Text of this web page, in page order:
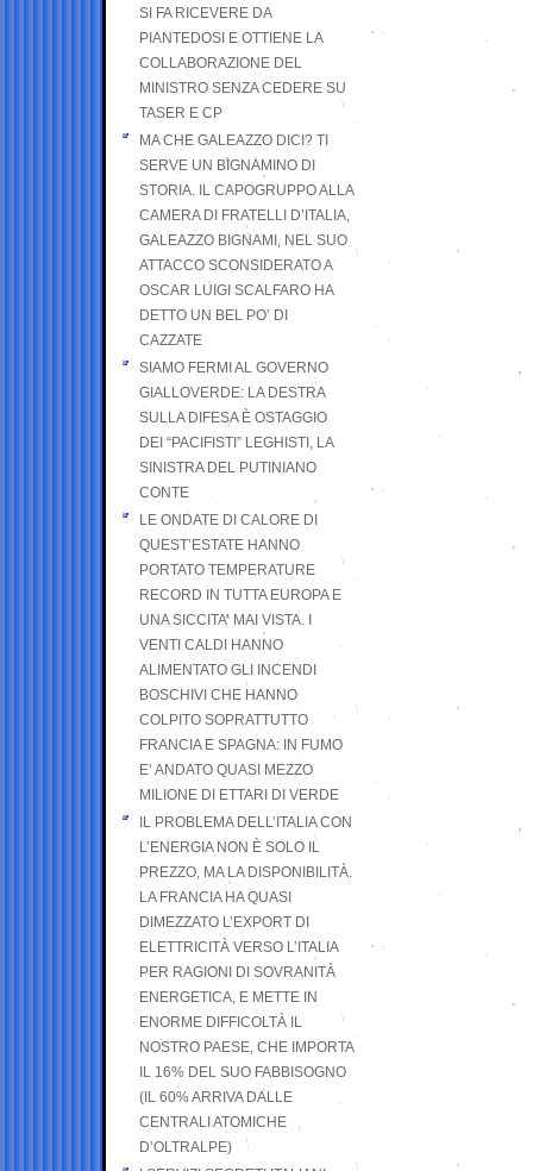
SI FA RICEVERE DA
PIANTEDOSI E OTTIENE LA
COLLABORAZIONE DEL
MINISTRO SENZA CEDERE SU
TASER E CP
MA CHE GALEAZZO DICI? TI
SERVE UN BIGNAMINO DI
STORIA. IL CAPOGRUPPO ALLA
CAMERA DI FRATELLI D’ITALIA,
GALEAZZO BIGNAMI, NEL SUO
ATTACCO SCONSIDERATO A
OSCAR LUIGI SCALFARO HA
DETTO UN BEL PO’ DI
CAZZATE
SIAMO FERMI AL GOVERNO
GIALLOVERDE: LA DESTRA
SULLA DIFESA È OSTAGGIO
DEI “PACIFISTI” LEGHISTI, LA
SINISTRA DEL PUTINIANO
CONTE
LE ONDATE DI CALORE DI
QUEST’ESTATE HANNO
PORTATO TEMPERATURE
RECORD IN TUTTA EUROPA E
UNA SICCITA’ MAI VISTA. I
VENTI CALDI HANNO
ALIMENTATO GLI INCENDI
BOSCHIVI CHE HANNO
COLPITO SOPRATTUTTO
FRANCIA E SPAGNA: IN FUMO
E’ ANDATO QUASI MEZZO
MILIONE DI ETTARI DI VERDE
IL PROBLEMA DELL’ITALIA CON
L’ENERGIA NON È SOLO IL
PREZZO, MA LA DISPONIBILITÀ.
LA FRANCIA HA QUASI
DIMEZZATO L’EXPORT DI
ELETTRICITÀ VERSO L’ITALIA
PER RAGIONI DI SOVRANITÀ
ENERGETICA, E METTE IN
ENORME DIFFICOLTÀ IL
NOSTRO PAESE, CHE IMPORTA
IL 16% DEL SUO FABBISOGNO
(IL 60% ARRIVA DALLE
CENTRALI ATOMICHE
D’OLTRALPE)